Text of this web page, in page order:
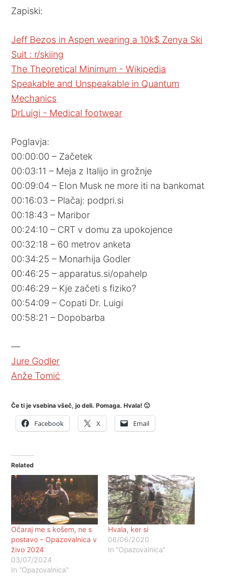
Zapiski:
Jeff Bezos in Aspen wearing a 10k$ Zenya Ski
Suit : r/skiing
The Theoretical Minimum - Wikipedia
Speakable and Unspeakable in Quantum
Mechanics
DrLuigi - Medical footwear
Poglavja:
00:00:00 – Začetek
00:03:11 – Meja z Italijo in grožnje
00:09:04 – Elon Musk ne more iti na bankomat
00:16:03 – Plačaj: podpri.si
00:18:43 – Maribor
00:24:10 – CRT v domu za upokojence
00:32:18 – 60 metrov anketa
00:34:25 – Monarhija Godler
00:46:25 – apparatus.si/opahelp
00:46:29 – Kje začeti s fiziko?
00:54:09 – Copati Dr. Luigi
00:58:21 – Dopobarba
—
Jure Godler
Anže Tomić
Če ti je vsebina všeč, jo deli. Pomaga. Hvala! 🙂
Facebook X Email
Related
Očaraj me s košem, ne s
postavo – Opazovalnica v
živo 2024
03/07/2024
In "Opazovalnica"
Hvala, ker si
06/06/2020
In "Opazovalnica"